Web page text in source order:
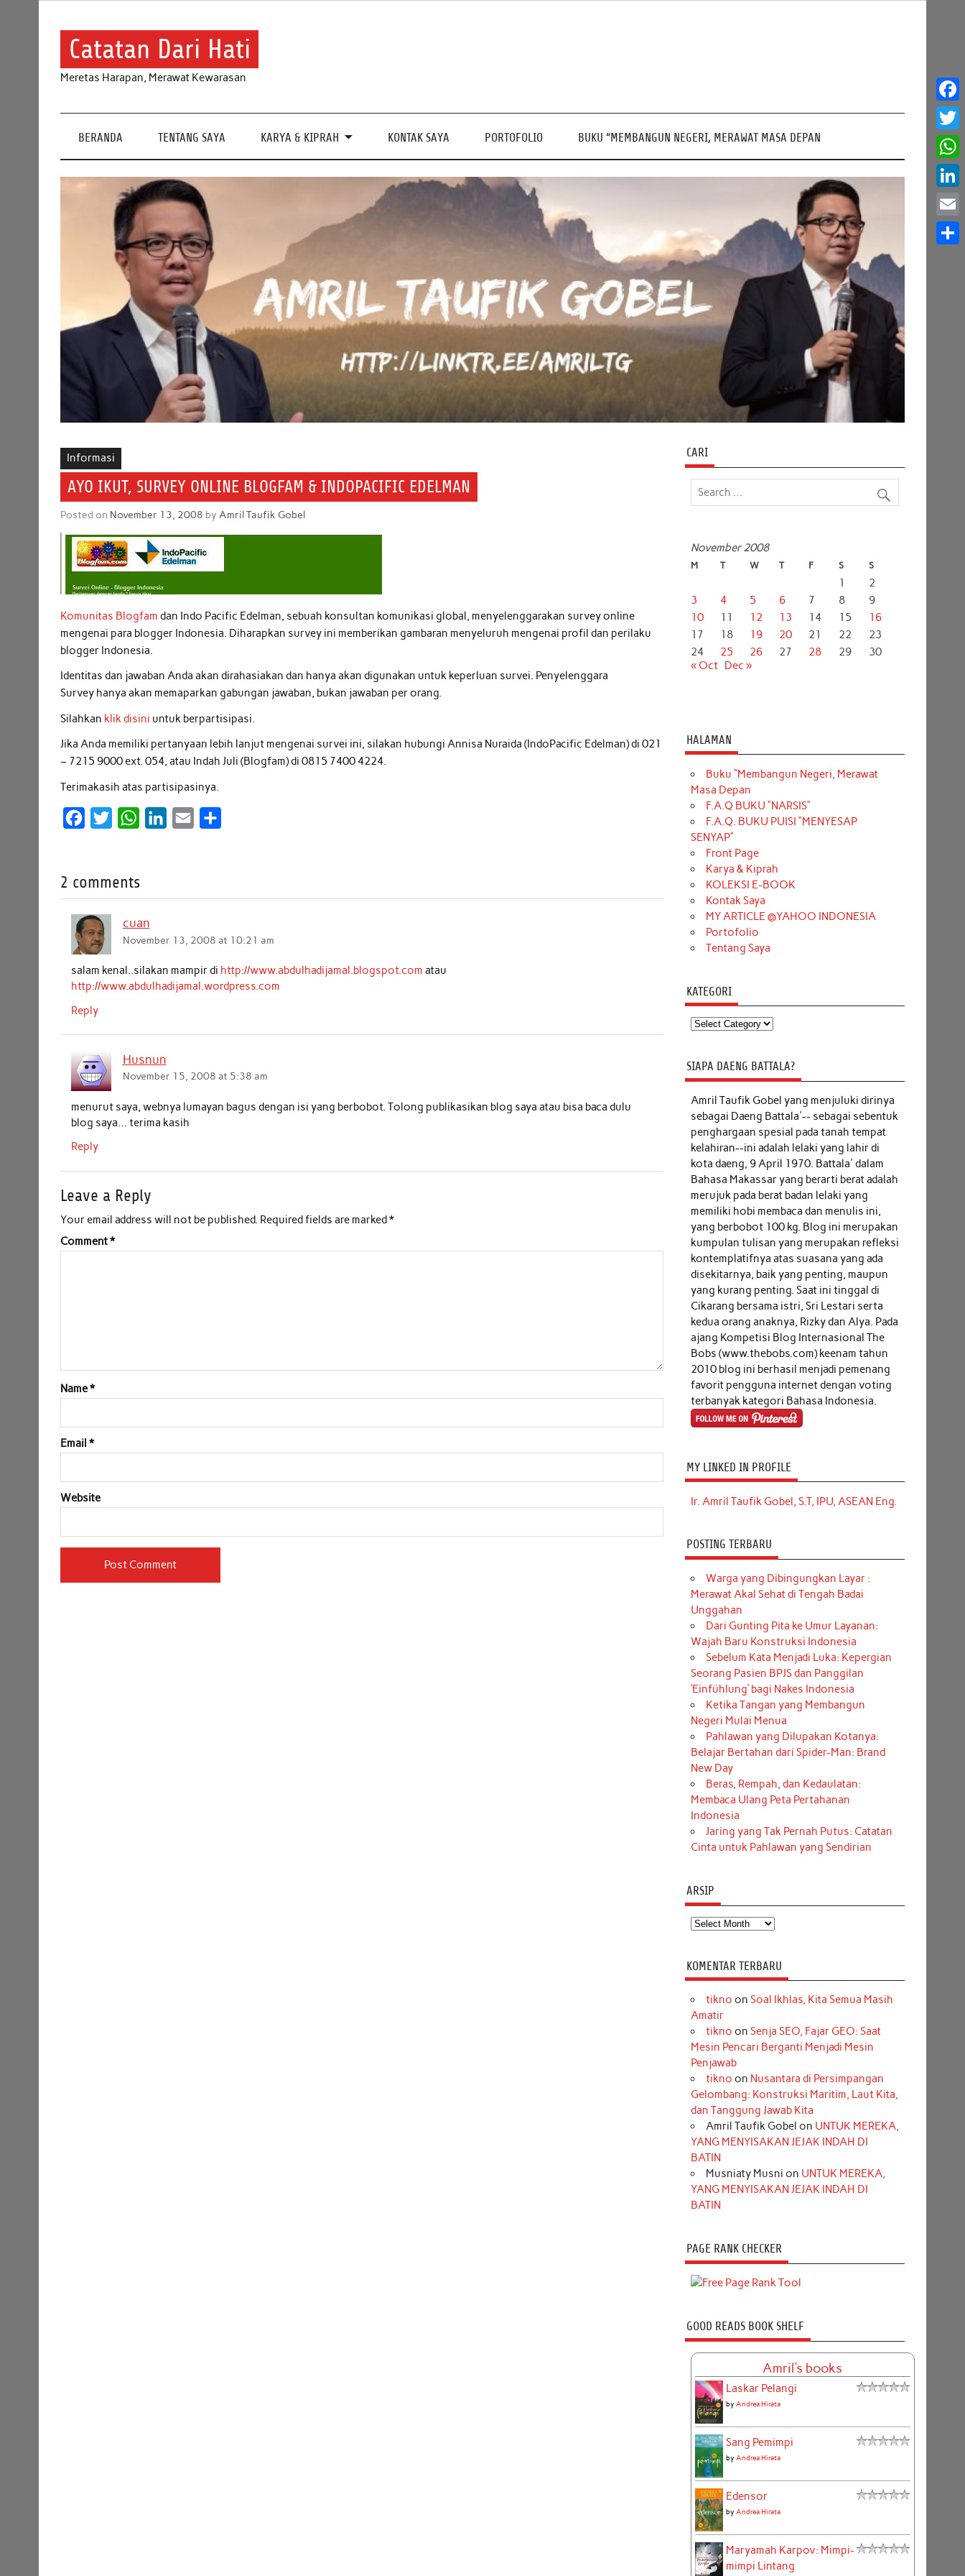
Catatan Dari Hati
Meretas Harapan, Merawat Kewarasan
BERANDA TENTANG SAYA KARYA & KIPRAH KONTAK SAYA PORTOFOLIO BUKU “MEMBANGUN NEGERI, MERAWAT MASA DEPAN
Informasi
AYO IKUT, SURVEY ONLINE BLOGFAM & INDOPACIFIC EDELMAN
Posted on November 13, 2008 byAmril Taufik Gobel
Komunitas Blogfam dan Indo Pacific Edelman, sebuah konsultan komunikasi global, menyelenggarakan survey online
mengenai para blogger Indonesia. Diharapkan survey ini memberikan gambaran menyeluruh mengenai profil dan perilaku
blogger Indonesia.
Identitas dan jawaban Anda akan dirahasiakan dan hanya akan digunakan untuk keperluan survei. Penyelenggara
Survey hanya akan memaparkan gabungan jawaban, bukan jawaban per orang.
Silahkan klik disini untuk berpartisipasi.
Jika Anda memiliki pertanyaan lebih lanjut mengenai survei ini, silakan hubungi Annisa Nuraida (IndoPacific Edelman) di 021
– 7215 9000 ext. 054, atau Indah Juli (Blogfam) di 0815 7400 4224.
Terimakasih atas partisipasinya.
e
b
o
o
k
t
t
W
s
A
p
p
e
I
n
l
e
2 comments
cuan
November 13, 2008 at 10:21 am
salam kenal..silakan mampir di http://www.abdulhadijamal.blogspot.com atau
http://www.abdulhadijamal.wordpress.com
Reply
Husnun
November 15, 2008 at 5:38 am
menurut saya, webnya lumayan bagus dengan isi yang berbobot. Tolong publikasikan blog saya atau bisa baca dulu
blog saya… terima kasih
Reply
Leave a Reply
Your email address will not be published. Required fields are marked*
Comment*
Name*
Email*
Website
CARI
November 2008
M T W T F S S
1
2
3
4 5 6 7 8
9
10
11 12 13 14 15
16
17
18 19 20 21 22
23
24
25 26 27 28 29
30
« Oct Dec »
HALAMAN
Buku “Membangun Negeri, Merawat
Masa Depan
F.A.Q BUKU “NARSIS”
F.A.Q. BUKU PUISI “MENYESAP
SENYAP”
Front Page
Karya & Kiprah
KOLEKSI E-BOOK
Kontak Saya
MY ARTICLE @YAHOO INDONESIA
Portofolio
Tentang Saya
KATEGORI
Kategori
SIAPA DAENG BATTALA?
Amril Taufik Gobel yang menjuluki dirinya
sebagai Daeng Battala'-- sebagai sebentuk
penghargaan spesial pada tanah tempat
kelahiran--ini adalah lelaki yang lahir di
kota daeng, 9 April 1970. Battala' dalam
Bahasa Makassar yang berarti berat adalah
merujuk pada berat badan lelaki yang
memiliki hobi membaca dan menulis ini,
yang berbobot 100 kg. Blog ini merupakan
kumpulan tulisan yang merupakan refleksi
kontemplatifnya atas suasana yang ada
disekitarnya, baik yang penting, maupun
yang kurang penting. Saat ini tinggal di
Cikarang bersama istri, Sri Lestari serta
kedua orang anaknya, Rizky dan Alya. Pada
ajang Kompetisi Blog Internasional The
Bobs (www.thebobs.com) keenam tahun
2010 blog ini berhasil menjadi pemenang
favorit pengguna internet dengan voting
terbanyak kategori Bahasa Indonesia.
MY LINKED IN PROFILE
Ir. Amril Taufik Gobel, S.T, IPU, ASEAN Eng.
POSTING TERBARU
Warga yang Dibingungkan Layar :
Merawat Akal Sehat di Tengah Badai
Unggahan
Dari Gunting Pita ke Umur Layanan:
Wajah Baru Konstruksi Indonesia
Sebelum Kata Menjadi Luka: Kepergian
Seorang Pasien BPJS dan Panggilan
‘Einfühlung’ bagi Nakes Indonesia
Ketika Tangan yang Membangun
Negeri Mulai Menua
Pahlawan yang Dilupakan Kotanya:
Belajar Bertahan dari Spider-Man: Brand
New Day
Beras, Rempah, dan Kedaulatan:
Membaca Ulang Peta Pertahanan
Indonesia
Jaring yang Tak Pernah Putus: Catatan
Cinta untuk Pahlawan yang Sendirian
ARSIP
Arsip
KOMENTAR TERBARU
tikno on Soal Ikhlas, Kita Semua Masih
Amatir
tikno on Senja SEO, Fajar GEO: Saat
Mesin Pencari Berganti Menjadi Mesin
Penjawab
tikno on Nusantara di Persimpangan
Gelombang: Konstruksi Maritim, Laut Kita,
dan Tanggung Jawab Kita
Amril Taufik Gobel on UNTUK MEREKA,
YANG MENYISAKAN JEJAK INDAH DI
BATIN
Musniaty Musni on UNTUK MEREKA,
YANG MENYISAKAN JEJAK INDAH DI
BATIN
PAGE RANK CHECKER
GOOD READS BOOK SHELF
Amril's books
Laskar Pelangi
by Andrea Hirata
Sang Pemimpi
by Andrea Hirata
Edensor
by Andrea Hirata
Maryamah Karpov: Mimpi-
mimpi Lintang
Email